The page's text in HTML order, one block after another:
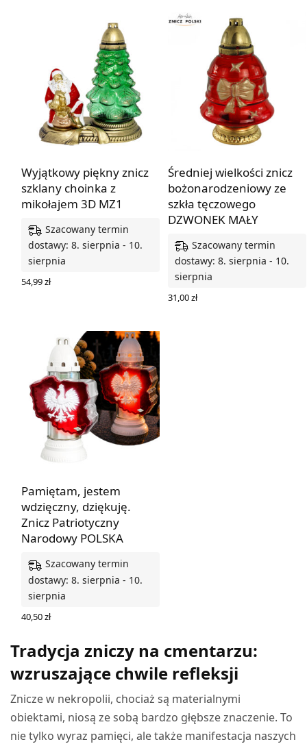
Wyjątkowy piękny znicz
szklany choinka z
mikołajem 3D MZ1
Szacowany termin
dostawy: 8. sierpnia - 10.
sierpnia
54,99zł
Średniej wielkości znicz
bożonarodzeniowy ze
szkła tęczowego
DZWONEK MAŁY
Szacowany termin
dostawy: 8. sierpnia - 10.
sierpnia
31,00zł
Pamiętam, jestem
wdzięczny, dziękuję.
Znicz Patriotyczny
Narodowy POLSKA
Szacowany termin
dostawy: 8. sierpnia - 10.
sierpnia
40,50zł
Tradycja zniczy na cmentarzu:
wzruszające chwile refleksji
Znicze w nekropolii, chociaż są materialnymi
obiektami, niosą ze sobą bardzo głębsze znaczenie. To
nie tylko wyraz pamięci, ale także manifestacja naszych